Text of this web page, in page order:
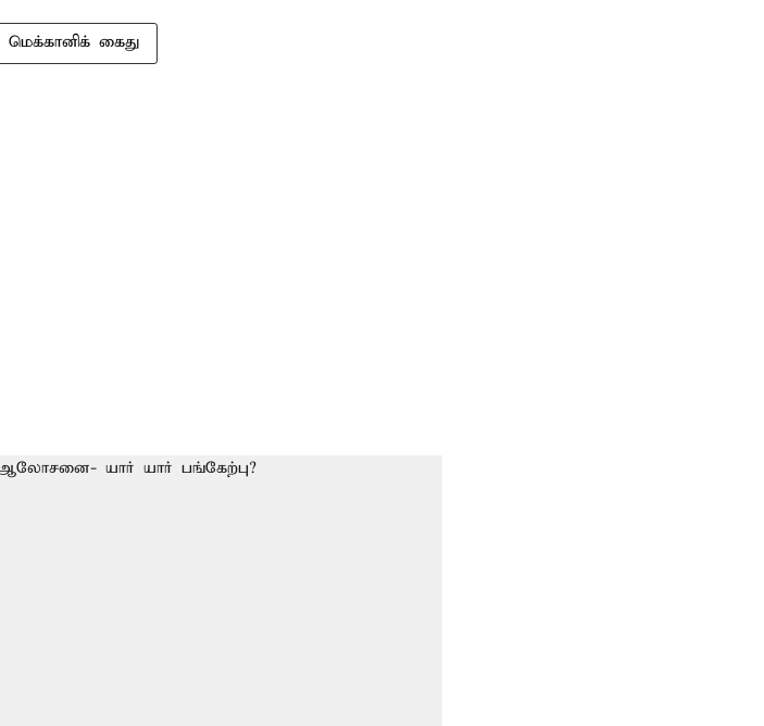
மெக்கானிக் கைது